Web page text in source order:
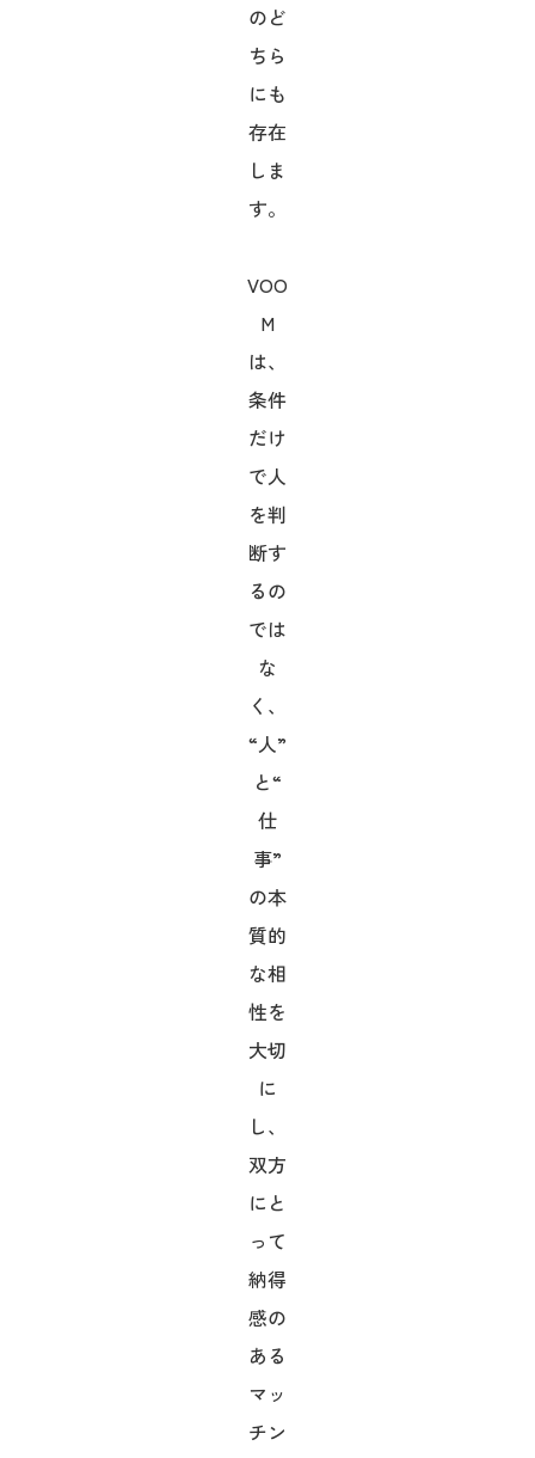
のど
ちら
にも
存在
しま
す。
VOO
M
は、
条件
だけ
で人
を判
断す
るの
では
な
く、
“人”
と“
仕
事”
の本
質的
な相
性を
大切
に
し、
双方
にと
って
納得
感の
ある
マッ
チン